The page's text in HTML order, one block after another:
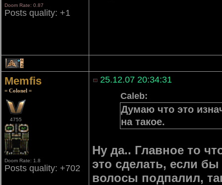
Doom Rate: 0.87
Posts quality: +1
2
Memfis
= Colonel =
4755
Doom Rate: 1.8
Posts quality: +702
25.12.07 20:34:31
Caleb:
Думаю что это
на такое.
Ну да.. Главное то
это сделать, если
волосы подпалил,